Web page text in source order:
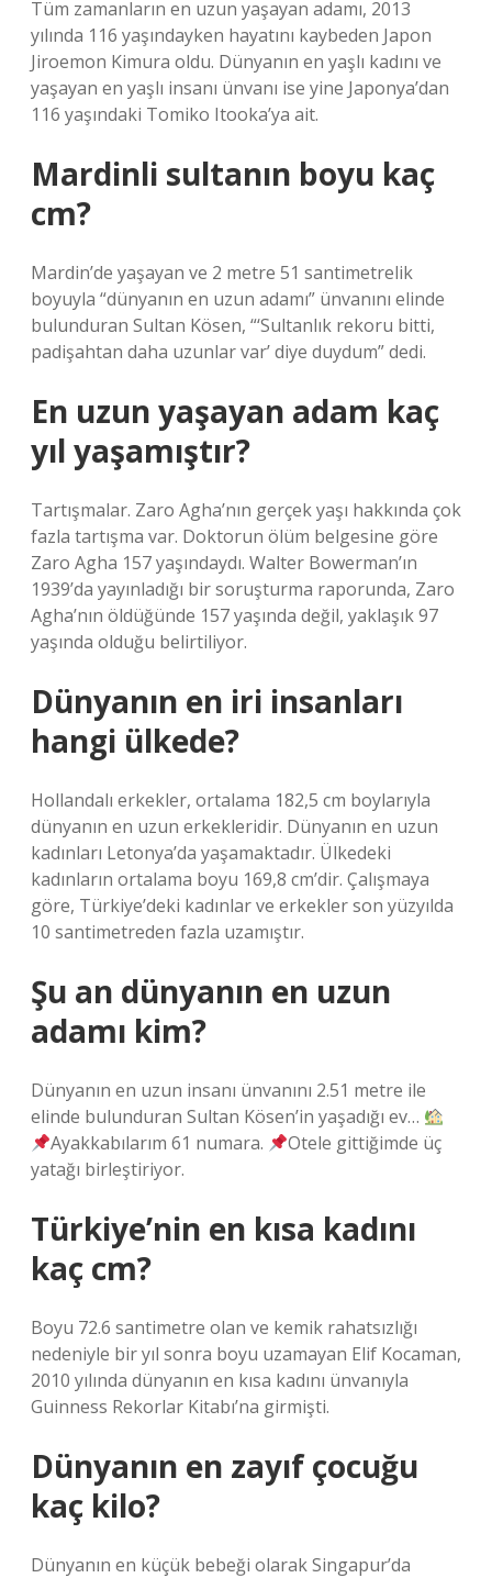
Tüm zamanların en uzun yaşayan adamı, 2013
yılında 116 yaşındayken hayatını kaybeden Japon
Jiroemon Kimura oldu. Dünyanın en yaşlı kadını ve
yaşayan en yaşlı insanı ünvanı ise yine Japonya’dan
116 yaşındaki Tomiko Itooka’ya ait.
Mardinli sultanın boyu kaç
cm?
Mardin’de yaşayan ve 2 metre 51 santimetrelik
boyuyla “dünyanın en uzun adamı” ünvanını elinde
bulunduran Sultan Kösen, “‘Sultanlık rekoru bitti,
padişahtan daha uzunlar var’ diye duydum” dedi.
En uzun yaşayan adam kaç
yıl yaşamıştır?
Tartışmalar. Zaro Agha’nın gerçek yaşı hakkında çok
fazla tartışma var. Doktorun ölüm belgesine göre
Zaro Agha 157 yaşındaydı. Walter Bowerman’ın
1939’da yayınladığı bir soruşturma raporunda, Zaro
Agha’nın öldüğünde 157 yaşında değil, yaklaşık 97
yaşında olduğu belirtiliyor.
Dünyanın en iri insanları
hangi ülkede?
Hollandalı erkekler, ortalama 182,5 cm boylarıyla
dünyanın en uzun erkekleridir. Dünyanın en uzun
kadınları Letonya’da yaşamaktadır. Ülkedeki
kadınların ortalama boyu 169,8 cm’dir. Çalışmaya
göre, Türkiye’deki kadınlar ve erkekler son yüzyılda
10 santimetreden fazla uzamıştır.
Şu an dünyanın en uzun
adamı kim?
Dünyanın en uzun insanı ünvanını 2.51 metre ile
elinde bulunduran Sultan Kösen’in yaşadığı ev…
Ayakkabılarım 61 numara.
Otele gittiğimde üç
yatağı birleştiriyor.
Türkiye’nin en kısa kadını
kaç cm?
Boyu 72.6 santimetre olan ve kemik rahatsızlığı
nedeniyle bir yıl sonra boyu uzamayan Elif Kocaman,
2010 yılında dünyanın en kısa kadını ünvanıyla
Guinness Rekorlar Kitabı’na girmişti.
Dünyanın en zayıf çocuğu
kaç kilo?
Dünyanın en küçük bebeği olarak Singapur’da